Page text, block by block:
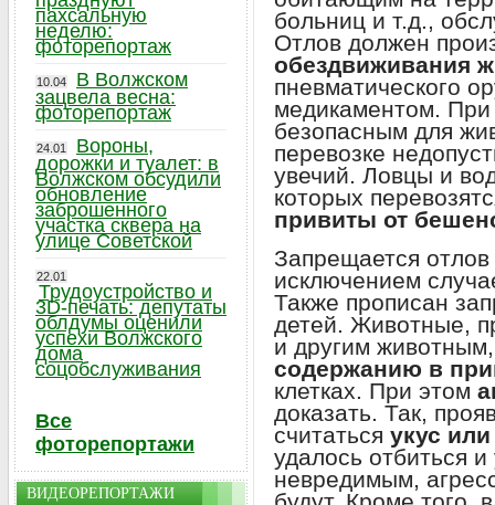
больниц и т.д.,
Отлов должен
обездвиживания
пневматического
медикаментом.
безопасным для
перевозке
увечий. Ловцы и
которых
привиты от
Запрещается отлов
исключением
Также прописан
детей. Животные,
и другим
содержанию в
клетках. При этом
доказать. Так,
считаться укус
удалось отбиться
невредимым,
пахсальную
неделю:
фоторепортаж
10.04
В Волжском
зацвела весна:
фоторепортаж
24.01
Вороны,
дорожки и туалет: в
Волжском обсудили
обновление
заброшенного
участка сквера на
улице Советской
22.01
Трудоустройство и
3D-печать: депутаты
облдумы оценили
успехи Волжского
дома
соцобслуживания
Все
фоторепортажи
ВИДЕОРЕПОРТАЖИ